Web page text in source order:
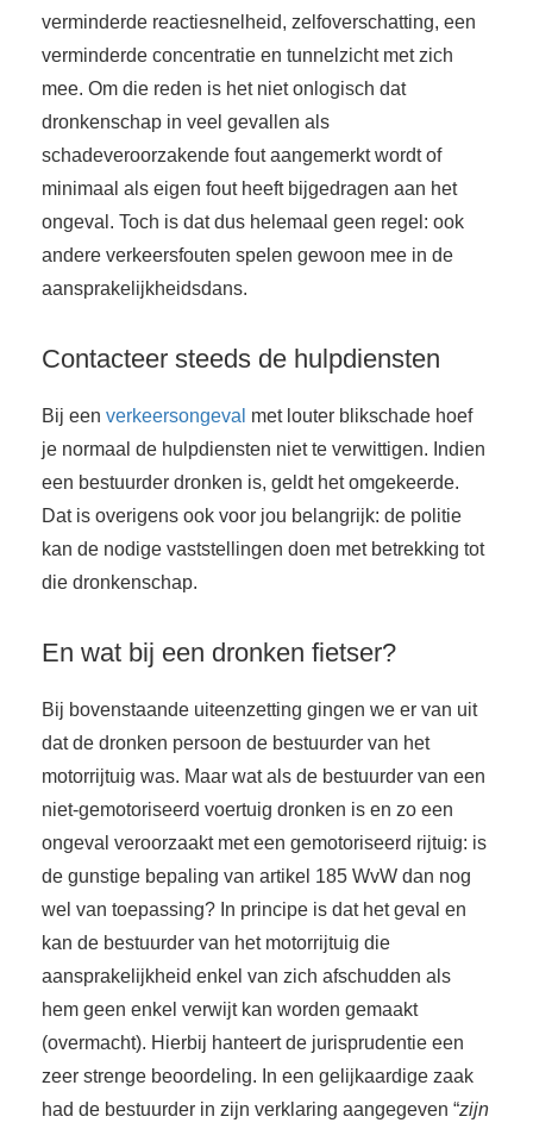
verminderde reactiesnelheid, zelfoverschatting, een
verminderde concentratie en tunnelzicht met zich
mee. Om die reden is het niet onlogisch dat
dronkenschap in veel gevallen als
schadeveroorzakende fout aangemerkt wordt of
minimaal als eigen fout heeft bijgedragen aan het
ongeval. Toch is dat dus helemaal geen regel: ook
andere verkeersfouten spelen gewoon mee in de
aansprakelijkheidsdans.
Contacteer steeds de hulpdiensten
Bij een verkeersongeval met louter blikschade hoef
je normaal de hulpdiensten niet te verwittigen. Indien
een bestuurder dronken is, geldt het omgekeerde.
Dat is overigens ook voor jou belangrijk: de politie
kan de nodige vaststellingen doen met betrekking tot
die dronkenschap.
En wat bij een dronken fietser?
Bij bovenstaande uiteenzetting gingen we er van uit
dat de dronken persoon de bestuurder van het
motorrijtuig was. Maar wat als de bestuurder van een
niet-gemotoriseerd voertuig dronken is en zo een
ongeval veroorzaakt met een gemotoriseerd rijtuig: is
de gunstige bepaling van artikel 185 WvW dan nog
wel van toepassing? In principe is dat het geval en
kan de bestuurder van het motorrijtuig die
aansprakelijkheid enkel van zich afschudden als
hem geen enkel verwijt kan worden gemaakt
(overmacht). Hierbij hanteert de jurisprudentie een
zeer strenge beoordeling. In een gelijkaardige zaak
had de bestuurder in zijn verklaring aangegeven “zijn